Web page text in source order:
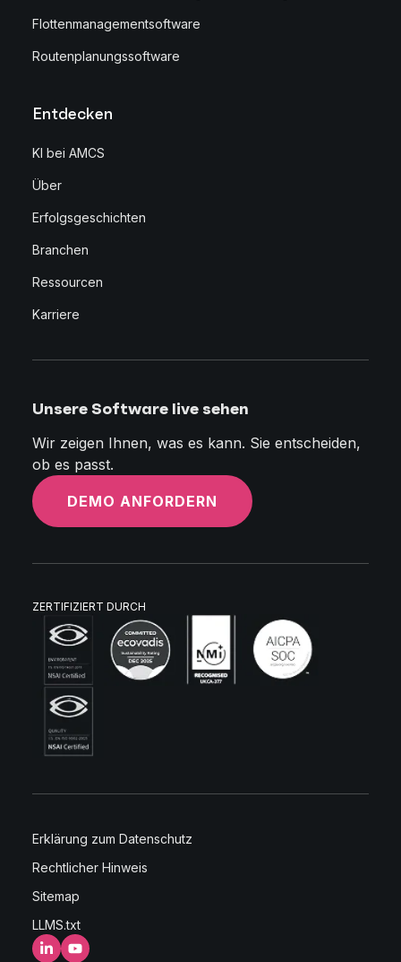
Flottenmanagementsoftware
Routenplanungssoftware
Entdecken
KI bei AMCS
Über
Erfolgsgeschichten
Branchen
Ressourcen
Karriere
Unsere Software live sehen
Wir zeigen Ihnen, was es kann. Sie entscheiden,
ob es passt.
DEMO ANFORDERN
ZERTIFIZIERT DURCH
Erklärung zum Datenschutz
Rechtlicher Hinweis
Sitemap
LLMS.txt
LinkedInYouTube